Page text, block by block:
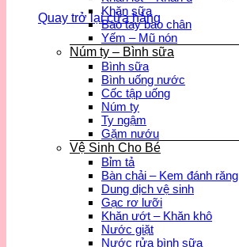
Quay trở lại cửa hàng
Khăn sữa
Bao tay bao chân
Yếm – Mũ nón
Núm ty – Bình sữa
Bình sữa
Bình uống nước
Cốc tập uống
Núm ty
Ty ngậm
Gặm nướu
Vệ Sinh Cho Bé
Bỉm tả
Bàn chải – Kem đánh răng
Dung dịch vệ sinh
Gạc rơ lưỡi
Khăn ướt – Khăn khô
Nước giặt
Nước rửa bình sữa